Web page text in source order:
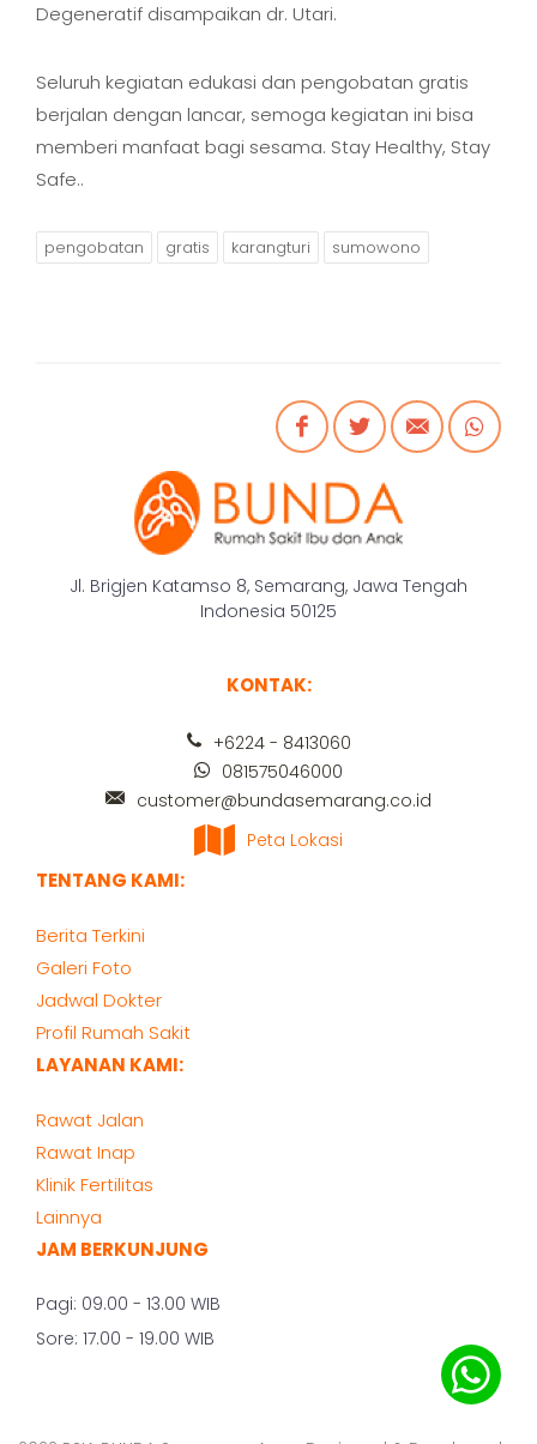
Degeneratif disampaikan dr. Utari.
Seluruh kegiatan edukasi dan pengobatan gratis
berjalan dengan lancar, semoga kegiatan ini bisa
memberi manfaat bagi sesama. Stay Healthy, Stay
Safe..
pengobatan gratis karangturi sumowono
Jl. Brigjen Katamso 8, Semarang, Jawa Tengah
Indonesia 50125
KONTAK:
+6224 - 8413060
081575046000
customer@bundasemarang.co.id
Peta Lokasi
TENTANG KAMI:
Berita Terkini
Galeri Foto
Jadwal Dokter
Profil Rumah Sakit
LAYANAN KAMI:
Rawat Jalan
Rawat Inap
Klinik Fertilitas
Lainnya
JAM BERKUNJUNG
Pagi: 09.00 - 13.00 WIB
Sore: 17.00 - 19.00 WIB